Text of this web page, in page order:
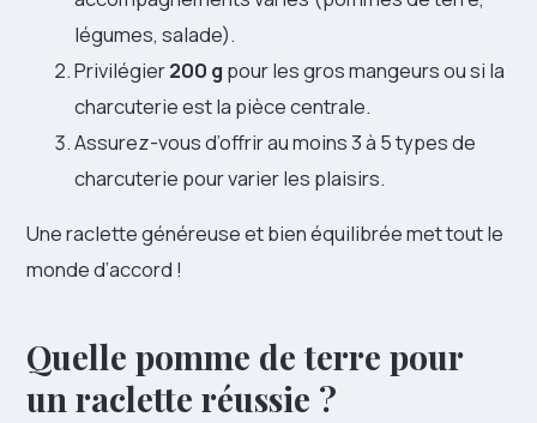
légumes, salade).
Privilégier200 g pour les gros mangeurs ou si la
charcuterie est la pièce centrale.
Assurez-vous d’offrir au moins 3 à 5 types de
charcuterie pour varier les plaisirs.
Une raclette généreuse et bien équilibrée met tout le
monde d’accord !
Quelle pomme de terre pour
un raclette réussie ?